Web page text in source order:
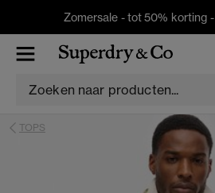
Zomersale - tot 50% korting -
TOPS